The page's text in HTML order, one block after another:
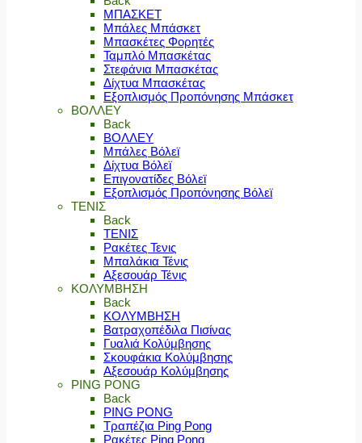
ΜΠΑΣΚΕΤ
Μπάλες Μπάσκετ
Μπασκέτες Φορητές
Ταμπλό Μπασκέτας
Στεφάνια Μπασκέτας
Δίχτυα Μπασκέτας
Εξοπλισμός Προπόνησης Μπάσκετ
ΒΟΛΛΕΥ
Back
ΒΟΛΛΕΥ
Μπάλες Βόλεϊ
Δίχτυα Βόλεϊ
Επιγονατίδες Βόλεϊ
Εξοπλισμός Προπόνησης Βόλεϊ
ΤΕΝΙΣ
Back
ΤΕΝΙΣ
Ρακέτες Τενις
Μπαλάκια Τένις
Αξεσουάρ Τένις
ΚΟΛΥΜΒΗΣΗ
Back
ΚΟΛΥΜΒΗΣΗ
Βατραχοπέδιλα Πισίνας
Γυαλιά Κολύμβησης
Σκουφάκια Κολύμβησης
Αξεσουάρ Κολύμβησης
PING PONG
Back
PING PONG
Τραπέζια Ping Pong
Ρακέτες Ping Pong